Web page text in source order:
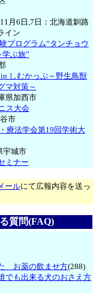
月6日,7日：北海道釧路
イン
プログラム“タンチョウ
ぶ旅”
しむかっぷ～野生鳥獣
マ対策～
県加西市
ス大会
市
療法学会第19回学術大
宇城市
ミナー
ールにて広報内容を送っ
質問(FAQ)
お薬の飲ませ方(288)
でも出来る犬のおさえ方